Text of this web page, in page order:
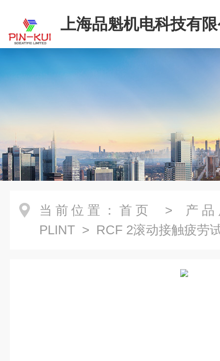
上海品魁机电科技有
当前位置： 首页 > 产
PLINT > RCF 2滚动接触疲劳